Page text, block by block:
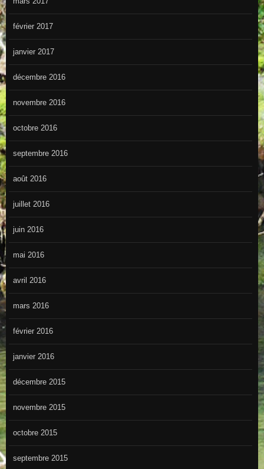
février 2017
janvier 2017
décembre 2016
novembre 2016
octobre 2016
septembre 2016
août 2016
juillet 2016
juin 2016
mai 2016
avril 2016
mars 2016
février 2016
janvier 2016
décembre 2015
novembre 2015
octobre 2015
septembre 2015